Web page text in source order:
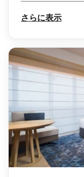
さらに表示